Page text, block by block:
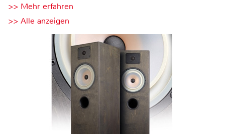
>> Mehr erfahren
>> Alle anzeigen